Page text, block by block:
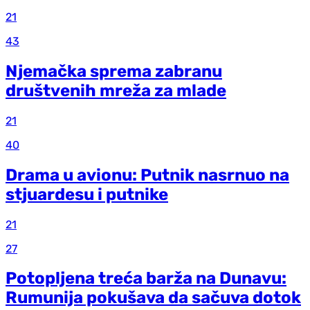
21
43
Njemačka sprema zabranu
društvenih mreža za mlade
21
40
Drama u avionu: Putnik nasrnuo na
stjuardesu i putnike
21
27
Potopljena treća barža na Dunavu:
Rumunija pokušava da sačuva dotok